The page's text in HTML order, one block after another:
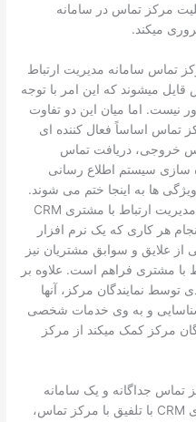
مرکز تماس در سامانه
تماس سامانه مدیریت ارتباط
می­شوند که این امر با توجه
نیست. اما میان این دو تفاوت
تماس اساساً فعال کننده ای
خروجی، دریافت تماس
­سازی سیستم اطلاع رسانی
ها به اینجا ختم می­ شوند.
اکنون قابلیت مرکز تماس در سامانه مدیریت ارتباط با مشتری CRM
هر کاری که یک نرم افزار
از علایق و سوابق مشتریان نیز
با مشتری فراهم است. علاوه بر
توسط نمایندگان مرکز، آن­ها
و به وی خدمات شخصی
مرکز کمک می­کند از مرکز
تماس جداگانه و یک سامانه
مدیریت ارتباط با مشتری دیگر، اجرای CRM با تلفیق با مرکز تماس،